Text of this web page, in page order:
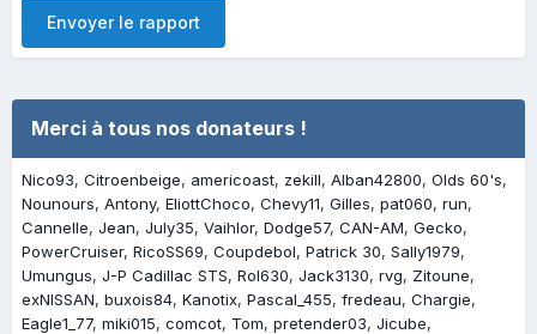
Envoyer le rapport
Merci à tous nos donateurs !
Nico93 Citroenbeige americoast zekill Alban42800 Olds 60's
Nounours Antony EliottChoco Chevy11 Gilles pat060 run
Cannelle Jean July35 Vaihlor Dodge57 CAN-AM Gecko
PowerCruiser RicoSS69 Coupdebol Patrick 30 Sally1979
Umungus J-P Cadillac STS Rol630 Jack3130 rvg
Zitoune
exNISSAN buxois84 Kanotix Pascal_455 fredeau Chargie
Eagle1_77 miki015 comcot Tom pretender03 Jicube